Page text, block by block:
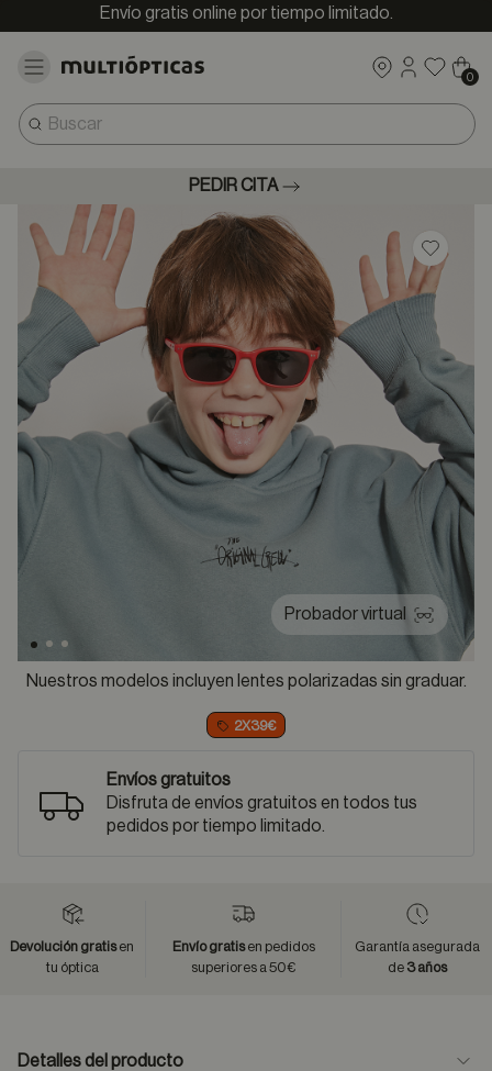
Envío gratis online por tiempo limitado.
0
PEDIR CITA
Probador virtual
Nuestros modelos incluyen lentes polarizadas sin graduar.
2X39€
Envíos gratuitos
Disfruta de envíos gratuitos en todos tus
pedidos por tiempo limitado.
Devolución gratisen
tu óptica
Envío gratisen pedidos
superiores a 50€
Garantía asegurada
de 3 años
Detalles del producto